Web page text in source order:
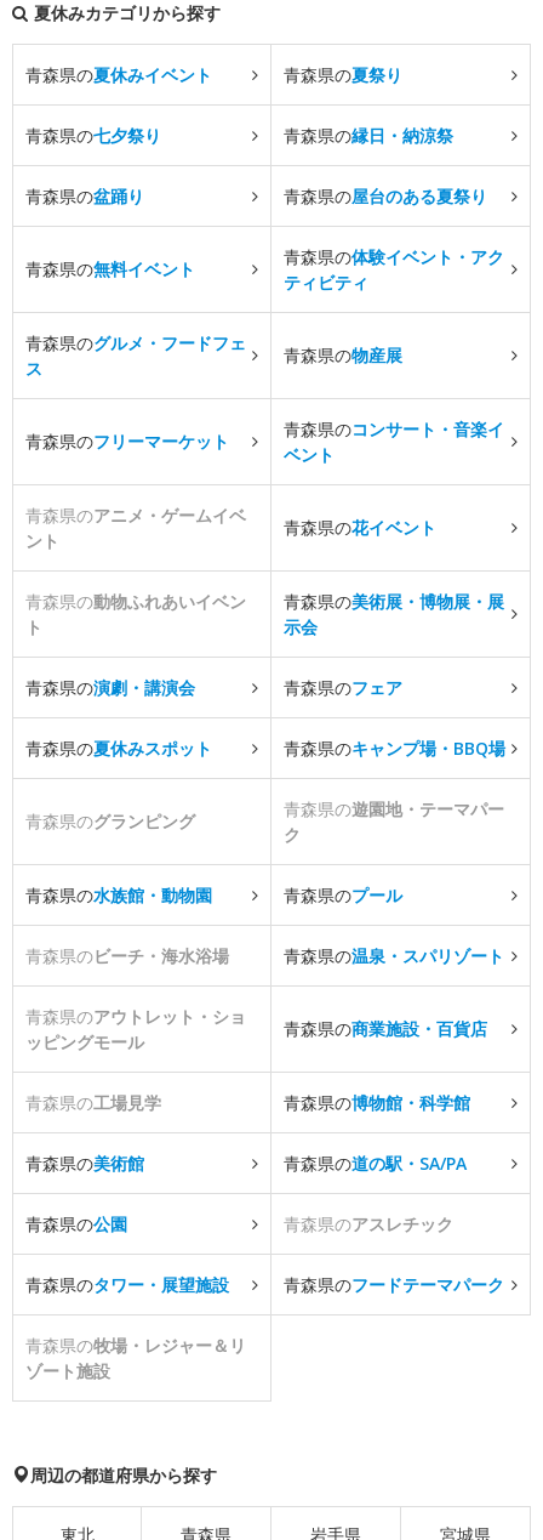
夏休みカテゴリから探す
青森県の夏休みイベント 青森県の夏祭り
青森県の七夕祭り 青森県の縁日・納涼祭
青森県の盆踊り 青森県の屋台のある夏祭り
青森県の無料イベント
青森県の体験イベント・アク
ティビティ
青森県のグルメ・フードフェ
ス
青森県の物産展
青森県のフリーマーケット
青森県のコンサート・音楽イ
ベント
青森県のアニメ・ゲームイベ
ント
青森県の花イベント
青森県の動物ふれあいイベン
ト
青森県の美術展・博物展・展
示会
青森県の演劇・講演会 青森県のフェア
青森県の夏休みスポット 青森県のキャンプ場・BBQ場
青森県のグランピング
青森県の遊園地・テーマパー
ク
青森県の水族館・動物園 青森県のプール
青森県のビーチ・海水浴場 青森県の温泉・スパリゾート
青森県のアウトレット・ショ
ッピングモール
青森県の商業施設・百貨店
青森県の工場見学 青森県の博物館・科学館
青森県の美術館 青森県の道の駅・SA/PA
青森県の公園 青森県のアスレチック
青森県のタワー・展望施設 青森県のフードテーマパーク
青森県の牧場・レジャー＆リ
ゾート施設
周辺の都道府県から探す
東北 青森県 岩手県 宮城県